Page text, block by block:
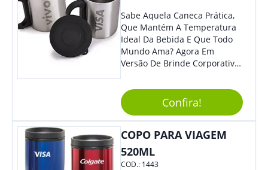
Sabe Aquela Caneca Prática,
Que Mantém A Temperatura
Ideal Da Bebida E Que Todo
Mundo Ama? Agora Em
Versão De Brinde Corporativo
Sua Marca Com Muito Estilo E
Acrescentar Ainda Mais
Praticidade À Eventos E Feiras
De Exposição.
Confira!
COPO PARA VIAGEM
520ML
COD.: 1443